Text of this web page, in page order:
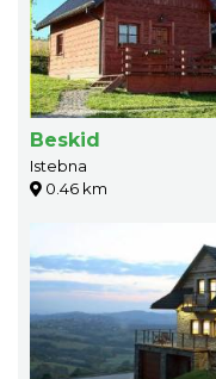
Beskid
Istebna
0.46 km